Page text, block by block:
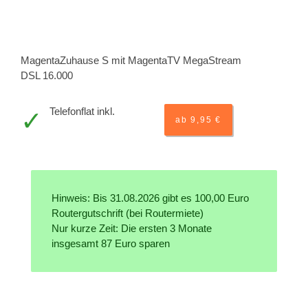
MagentaZuhause S mit MagentaTV MegaStream
DSL 16.000
Telefonflat inkl.
ab 9,95 €
Hinweis: Bis 31.08.2026 gibt es 100,00 Euro
Routergutschrift (bei Routermiete)
Nur kurze Zeit: Die ersten 3 Monate
insgesamt 87 Euro sparen